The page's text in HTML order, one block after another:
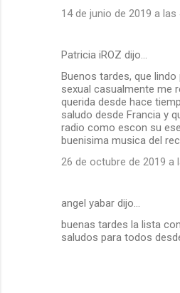
14 de junio de 2019 a las
Patricia iROZ dijo…
Buenos tardes, que
sexual casualmente me
querida desde hace
saludo desde Francia y
radio como escon su
buenisima musica del
26 de octubre de 2019 a
angel yabar dijo…
buenas tardes la lista
saludos para todos